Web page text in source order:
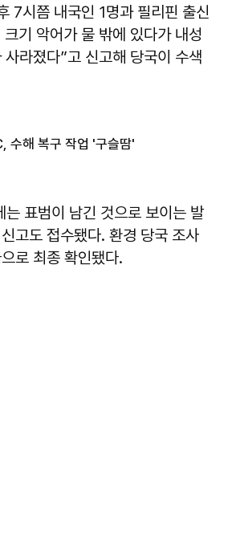
7시쯤 내국인 1명과 필리핀 출신
기 악어가 물 밖에 있다가 내성
라졌다”고 신고해 당국이 수색
수해 복구 작업 '구슬땀'
표범이 남긴 것으로 보이는 발
고도 접수됐다. 환경 당국 조사
로 최종 확인됐다.